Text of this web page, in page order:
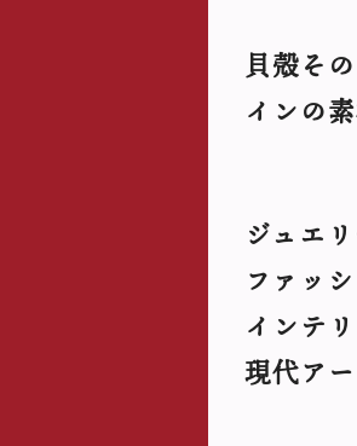
貝殻そ
インの
ジュエ
ファッ
インテ
現代ア